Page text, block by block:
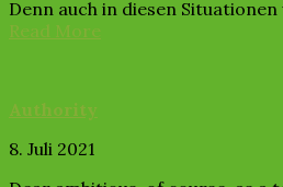
Denn auch in diesen
Read More
Authority
8. Juli 2021